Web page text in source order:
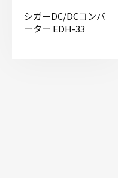
シガーDC/DCコンバ
ーター EDH-33